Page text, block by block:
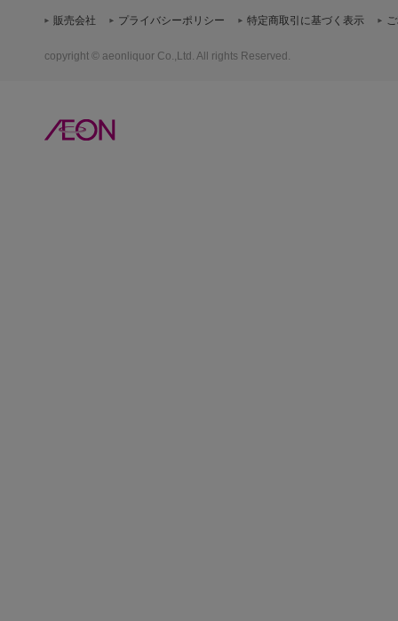
販売会社 プライバシーポリシー 特定商取引に基づく表示
copyright © aeonliquor Co.,Ltd. All rights Reserved.